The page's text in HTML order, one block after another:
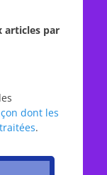
articles par
dont les
.